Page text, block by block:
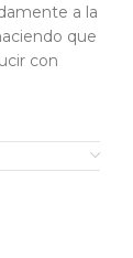
a la
que
con